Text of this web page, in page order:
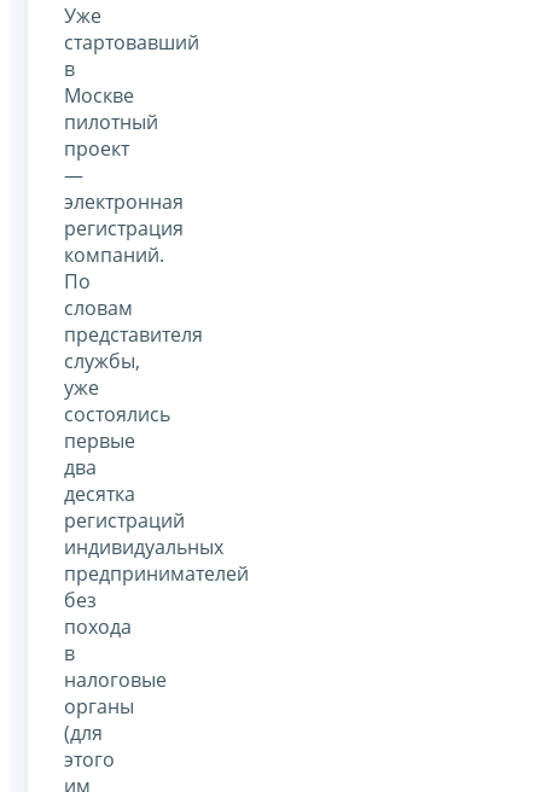
Уже
стартовавший
в
Москве
пилотный
проект
—
электронная
регистрация
компаний.
По
словам
представителя
службы,
уже
состоялись
первые
два
десятка
регистраций
индивидуальных
предпринимателей
без
похода
в
налоговые
органы
(для
этого
им